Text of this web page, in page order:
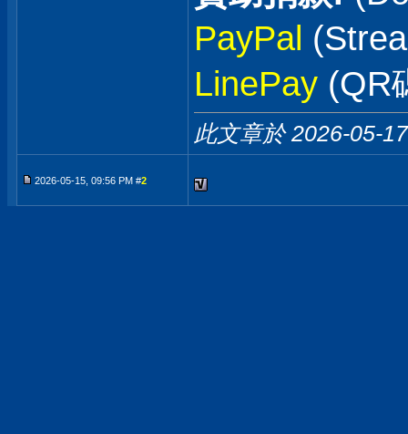
PayPal
LinePay (QR
此文章於 2026-05-
2026-05-15, 09:56 PM #2